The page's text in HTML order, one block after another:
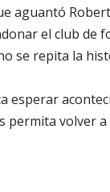
aguantó
el club de
se repita la
esperar
permita volver